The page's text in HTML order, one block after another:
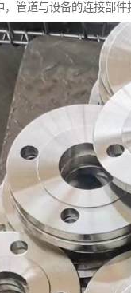
管道与设备的连接部件